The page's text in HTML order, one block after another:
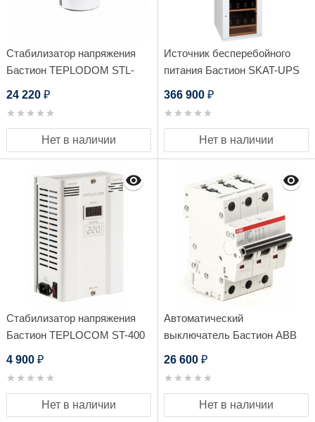
Стабилизатор напряжения
Бастион TEPLODOM STL-
24 220 ₽
Нет в наличии
Источник бесперебойного
питания Бастион SKAT-UPS
366 900 ₽
Нет в наличии
Стабилизатор напряжения
Бастион TEPLOCOM ST-400
4 900 ₽
Нет в наличии
Автоматический
выключатель Бастион ABB
26 600 ₽
Нет в наличии